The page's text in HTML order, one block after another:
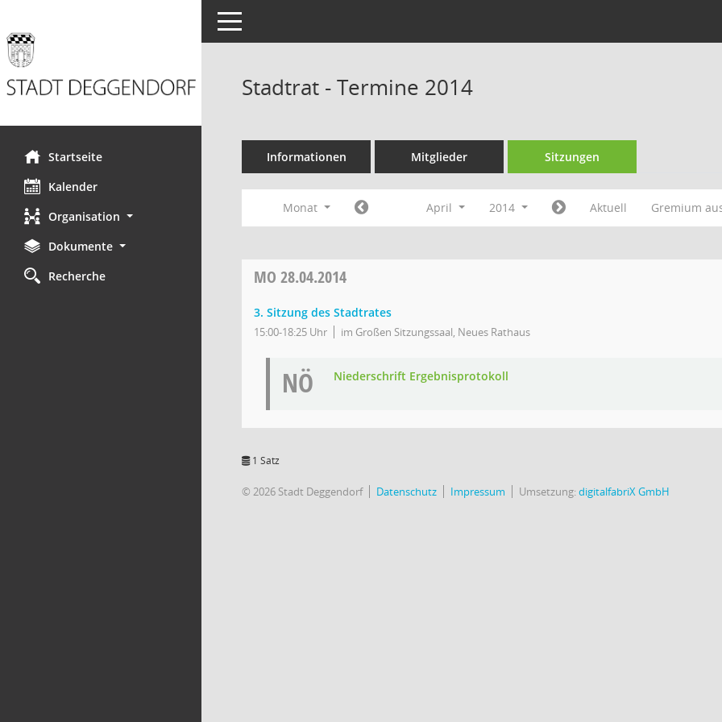
Startseite
Kalender
Organisation
Dokumente
Recherche
Toggle navigation
Stadtrat - Termine 2014
Informationen Mitglieder Sitzungen
Monat April 2014 Aktuell Gremium
MO 28.04.2014
3. Sitzung des Stadtrates
15:00-18:25 Uhr im Großen Sitzungssaal, Neues Rathaus
NÖ Niederschrift Ergebnisprotokoll
1 Satz
© 2026 Stadt Deggendorf Datenschutz Impressum Umsetzung:digitalfabriX GmbH